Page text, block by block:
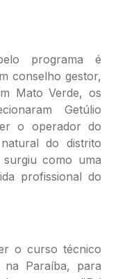
programa é
conselho gestor,
Mato Verde, os
Getúlio
o operador do
do distrito
como uma
profissional do
o curso técnico
na Paraíba, para